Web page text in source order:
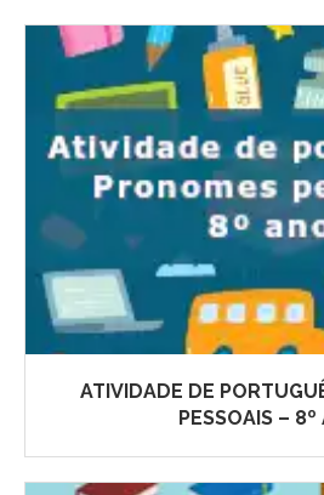
ATIVIDADE DE
PESSOAIS – 8º